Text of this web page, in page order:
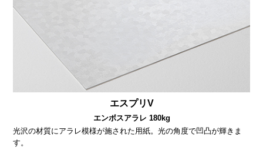
エスプリV
エンボスアラレ 180kg
光沢の材質にアラレ模様が施された用紙。光の角度で凹凸が輝きま
す。